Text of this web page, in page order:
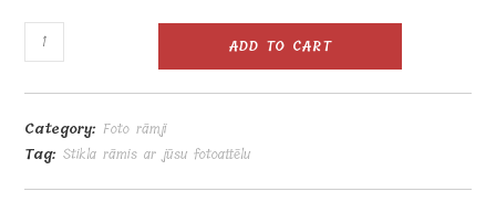
Stikla
rāmis
ar
jūsu
fotoattēlu
ADD TO CART
Category: Foto rāmji
Tag:Stikla rāmis ar jūsu fotoattēlu